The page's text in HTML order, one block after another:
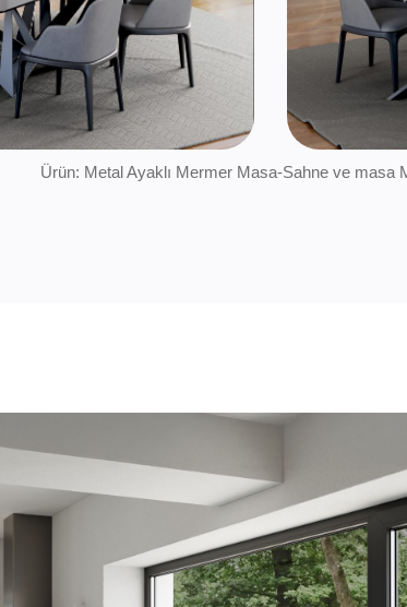
Ürün: Metal Ayaklı Mermer Masa-Sahne ve masa